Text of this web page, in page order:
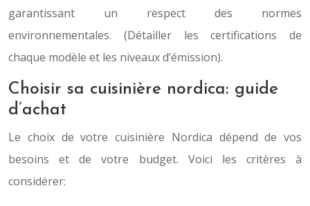
garantissant un respect des normes
environnementales. (Détailler les certifications de
chaque modèle et les niveaux d’émission).
Choisir sa cuisinière nordica: guide
d’achat
Le choix de votre cuisinière Nordica dépend de vos
besoins et de votre budget. Voici les critères à
considérer: